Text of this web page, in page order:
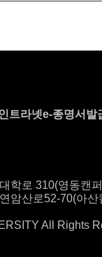
트라넷e-증명서발
학로 310(영동캔
암산로52-70(아산
All Rights